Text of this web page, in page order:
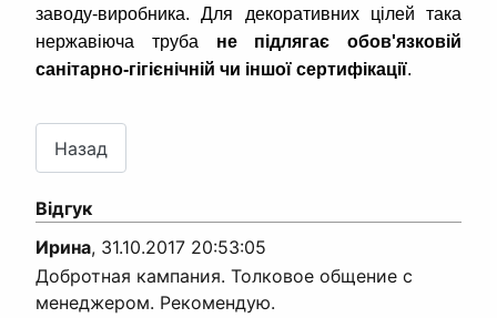
заводу-виробника. Для декоративних цілей така
нержавіюча труба не підлягає обов'язковій
санітарно-гігієнічній чи іншої сертифікації.
Відгук
Ирина, 31.10.2017 20:53:05
Добротная кампания. Толковое общение с
менеджером. Рекомендую.